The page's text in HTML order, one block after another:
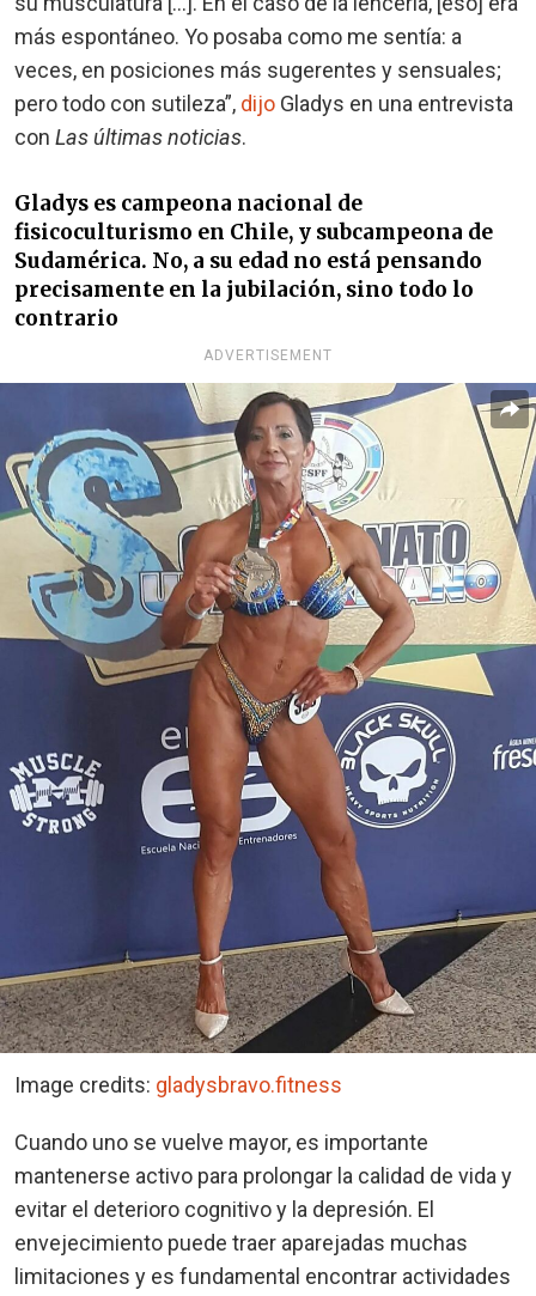
más espontáneo. Yo posaba como me sentía: a
veces, en posiciones más sugerentes y sensuales;
pero todo con sutileza”, dijo Gladys en una entrevista
con Las últimas noticias.
Gladys es campeona nacional de
fisicoculturismo en Chile, y subcampeona de
Sudamérica. No, a su edad no está pensando
precisamente en la jubilación, sino todo lo
contrario
ADVERTISEMENT
Image credits: gladysbravo.fitness
Cuando uno se vuelve mayor, es importante
mantenerse activo para prolongar la calidad de vida y
evitar el deterioro cognitivo y la depresión. El
envejecimiento puede traer aparejadas muchas
limitaciones y es fundamental encontrar actividades